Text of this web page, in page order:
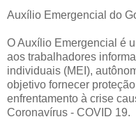
Auxílio Emergencial do
O Auxílio Emergencial é
aos trabalhadores
individuais (MEI),
objetivo fornecer
enfrentamento à crise
Coronavírus - COVID 19.